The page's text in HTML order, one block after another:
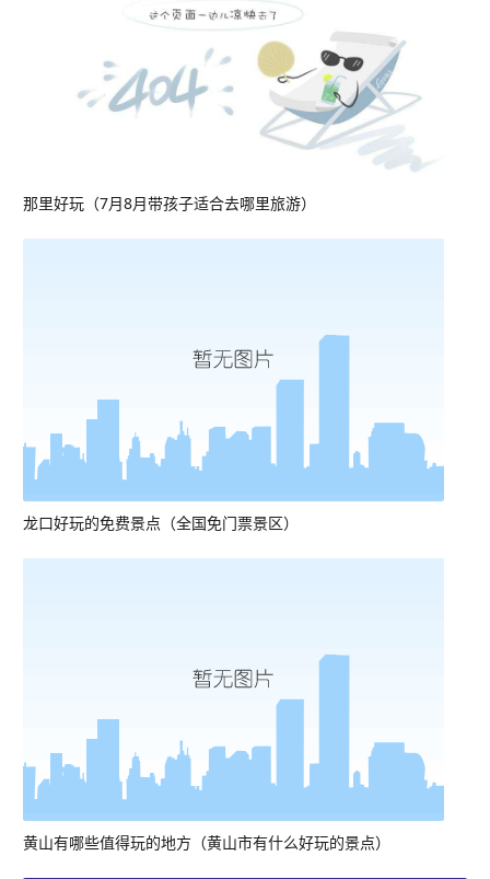
那里好玩（7月8月带孩子适合去哪里旅游）
龙口好玩的免费景点（全国免门票景区）
黄山有哪些值得玩的地方（黄山市有什么好玩的景点）